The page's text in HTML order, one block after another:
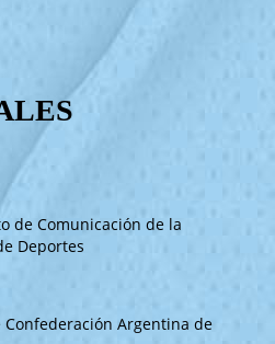
de Comunicación de la
Deportes
Confederación Argentina de